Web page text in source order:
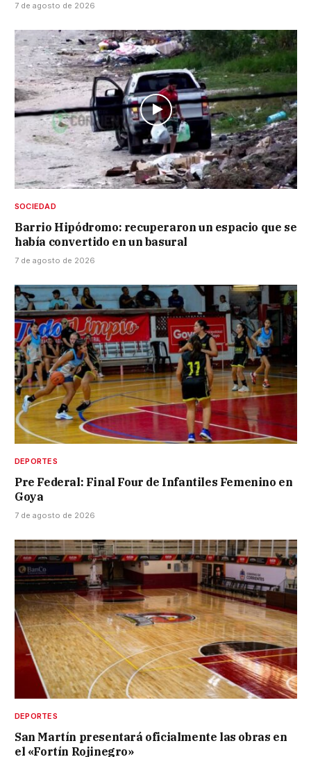
7 de agosto de 2026
SOCIEDAD
Barrio Hipódromo: recuperaron un espacio que se
había convertido en un basural
7 de agosto de 2026
DEPORTES
Pre Federal: Final Four de Infantiles Femenino en
Goya
7 de agosto de 2026
DEPORTES
San Martín presentará oficialmente las obras en
el «Fortín Rojinegro»